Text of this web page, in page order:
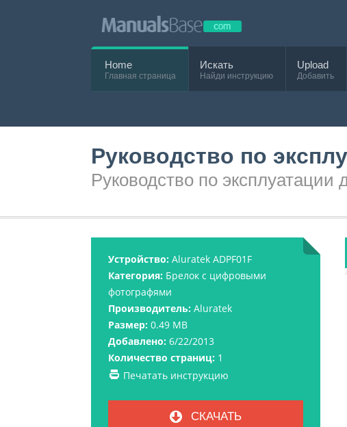
Home
Главная страница
Искать
Найди инструкцию
Upload
Добавить
Руководство по
Руководство по эксплуатации
Устройство: Aluratek ADPF01F
Категория: Брелок с цифровыми
фотографями
Производитель: Aluratek
Размер: 0.49 MB
Добавлено: 6/22/2013
Количество страниц: 1
Печатать инструкцию
СКАЧАТЬ